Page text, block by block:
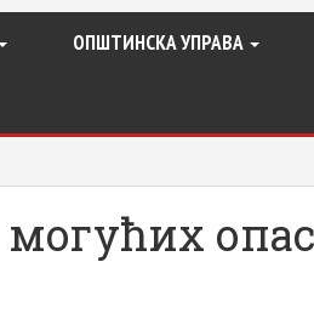
ОПШТИНСКА УПРАВА